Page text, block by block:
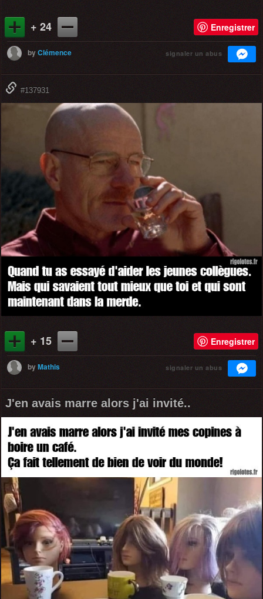
+ 24 Enregistrer
byClémence signaler un abus
#137931
+ 15 Enregistrer
byMathis signaler un abus
J'en avais marre alors j'ai invité..